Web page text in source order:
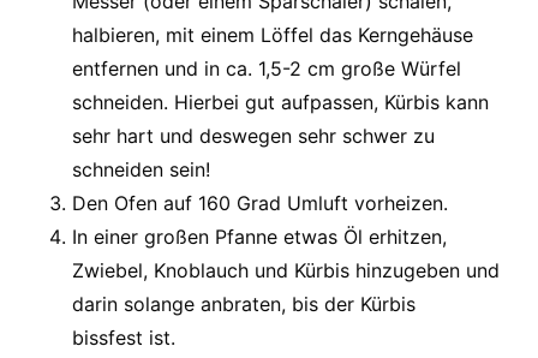
halbieren, mit einem Löffel das Kerngehäuse
entfernen und in ca. 1,5-2 cm große Würfel
schneiden. Hierbei gut aufpassen, Kürbis kann
sehr hart und deswegen sehr schwer zu
schneiden sein!
Den Ofen auf 160 Grad Umluft vorheizen.
In einer großen Pfanne etwas Öl erhitzen,
Zwiebel, Knoblauch und Kürbis hinzugeben und
darin solange anbraten, bis der Kürbis
bissfest ist.